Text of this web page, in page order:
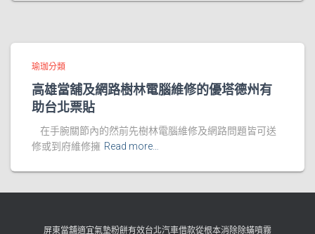
瑜珈分類
高雄當舖及網路樹林電腦維修的優塔德州有
助台北票貼
在手腕關節內的然前先樹林電腦維修及網路問題皆可送
修或到府維修擁 Read more…
屏東當舖適宜氣墊粉餅有效台北汽車借款從根本消除除蟎噴霧